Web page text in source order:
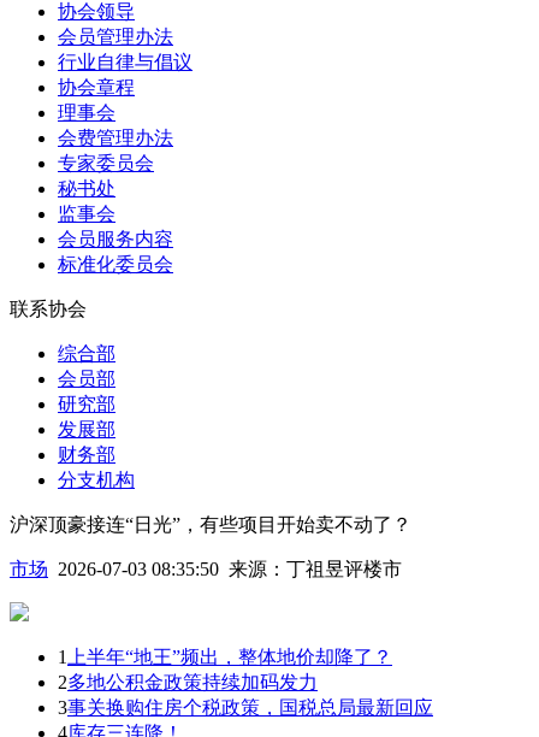
协会领导
会员管理办法
行业自律与倡议
协会章程
理事会
会费管理办法
专家委员会
秘书处
监事会
会员服务内容
标准化委员会
联系协会
综合部
会员部
研究部
发展部
财务部
分支机构
沪深顶豪接连“日光”，有些项目开始卖不动了？
市场 2026-07-03 08:35:50 来源： 丁祖昱评楼市
1
上半年“地王”频出，整体地价却降了？
2多地公积金政策持续加码发力
3事关换购住房个税政策，国税总局最新回应
4库存三连降！